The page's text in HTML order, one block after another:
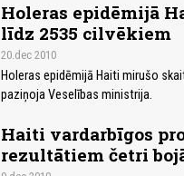
Holeras epidēmijā
līdz 2535 cilvēkiem
20.dec 2010
Holeras epidēmijā Haiti mirušo
paziņoja Veselības ministrija.
Haiti vardarbīgos
rezultātiem četri